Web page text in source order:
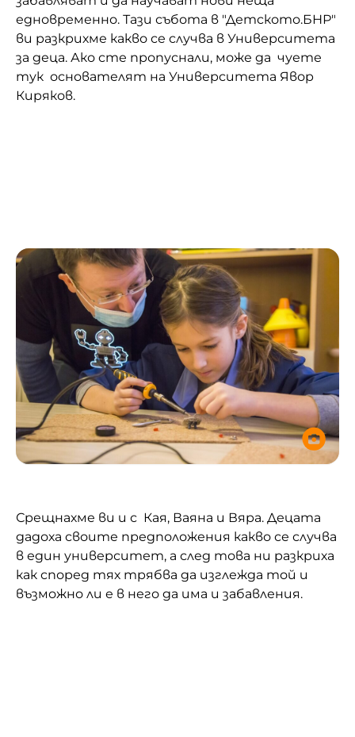
Домашен любимец
Питаме Ви
До ре ми
едновременно. Тази събота в "Детското.БНР"
ви разкрихме какво се случва в Университета
за деца. Ако сте пропуснали, може да чуете
тук основателят на Университета Явор
Киряков.
Срещнахме ви и с Кая, Ваяна и Вяра. Децата
дадоха своите предположения какво се случва
в един университет, а след това ни разкриха
как според тях трябва да изглежда той и
възможно ли е в него да има и забавления.